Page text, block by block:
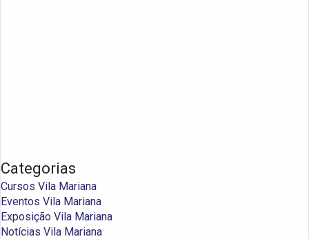
Categorias
Cursos Vila Mariana
Eventos Vila Mariana
Exposição Vila Mariana
Notícias Vila Mariana